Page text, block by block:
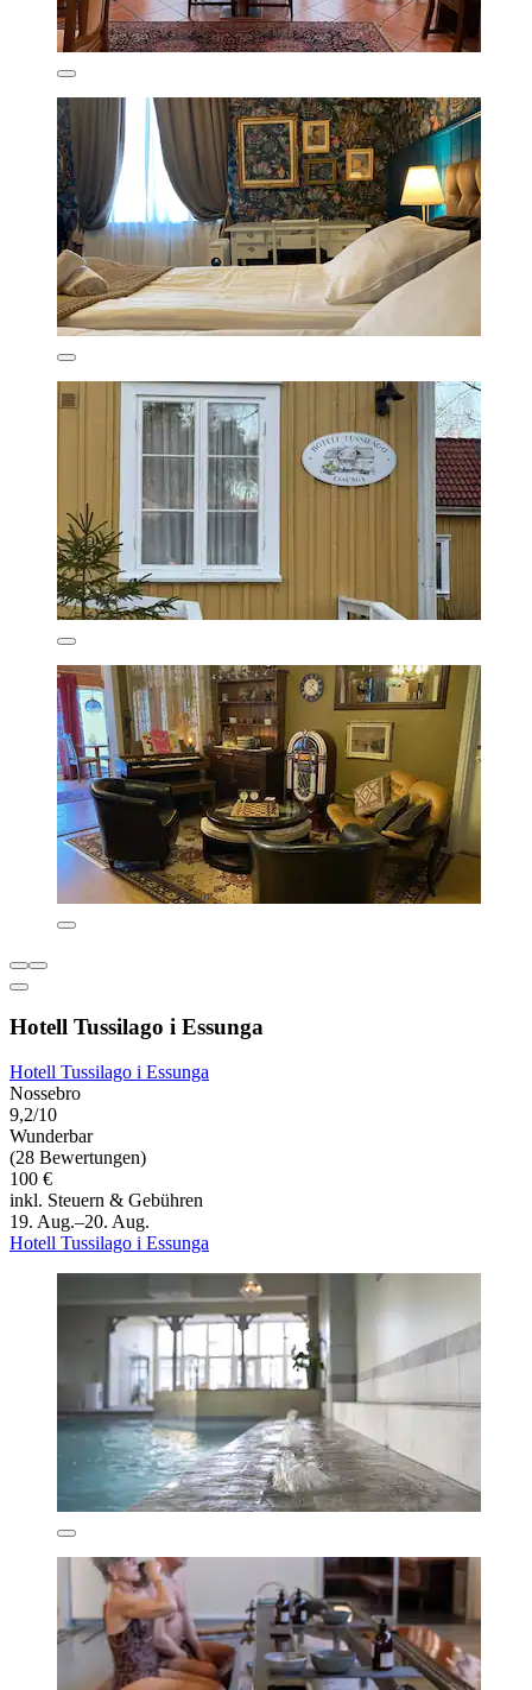
Hotell Tussilago i Essunga
Hotell Tussilago i Essunga
Nossebro
9,2/10
Wunderbar
(28 Bewertungen)
100 €
inkl. Steuern & Gebühren
19. Aug.–20. Aug.
Hotell Tussilago i Essunga